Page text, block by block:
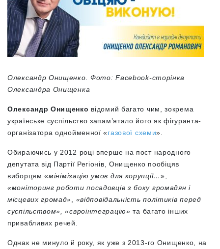
Олександр Онищенко. Фото: Facebook-сторінка
Олександра Онищенка
Олександр Онищенко відомий багато чим, зокрема
українське суспільство запам’ятало його як фігуранта-
організатора однойменної «газової схеми».
Обираючись у 2012 році вперше на пост народного
депутата від Партії Регіонів, Онищенко пообіцяв
виборцям «мінімізацію умов для корупції…»,
«моніторинг роботи посадовців з боку громадян і
місцевих громад»
«відповідальність політиків перед
суспільством», «євроінтеграцію» та багато інших
привабливих речей.
Однак не минуло й року, як уже з 2013-го Онищенко, на